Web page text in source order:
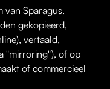
van Sparagus.
gekopieerd,
vertaald,
"mirroring"), of op
of commercieel